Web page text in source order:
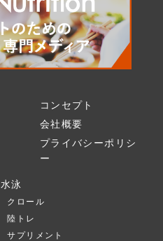
コンセプト
会社概要
プライバシーポリシ
ー
水泳
クロール
陸トレ
サプリメント